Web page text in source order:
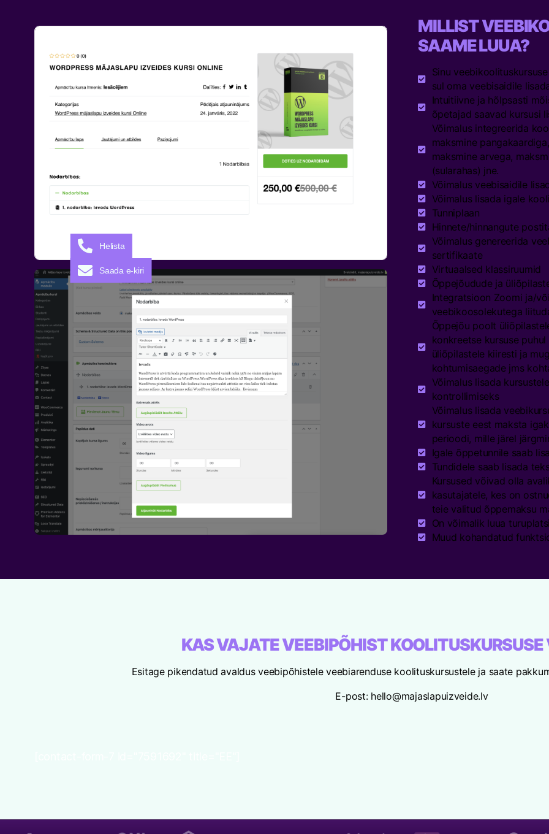
MILLIST
SAAME LUUA?
Sinu
sul oma veebisaidile
Intuitiivne ja hõlpsasti
õpetajad saavad kursusi
Võimalus integreerida
maksmine
maksmine arvega,
(sularahas) jne.
Võimalus veebisaidile
Võimalus lisada igale
Tunniplaan
Hinnete/hinnangute
Võimalus genereerida
sertifikaate
Virtuaalsed klassiruumid
Õppejõudude ja
Integratsioon Zoomi ja/
veebikoosolekutega
Õppejõu poolt
konkreetse kursuse
üliõpilastele kiiresti ja
kohtumisaegade jms
Võimalus lisada
kontrollimiseks
Võimalus lisada
kursuste eest maksta
perioodi, mille järel
Igale õppetunnile saab
Tundidele saab lisada
Kursused võivad olla
kasutajatele, kes on
teie valitud õppemaksu
On võimalik luua
Muud kohandatud
KAS VAJATE VEEBIPÕHIST
Esitage pikendatud avaldus veebipõhistele veebiarenduse koolituskursustele ja saate
E-post: hello@majaslapuizveide.lv
Helista
Saada e-kiri